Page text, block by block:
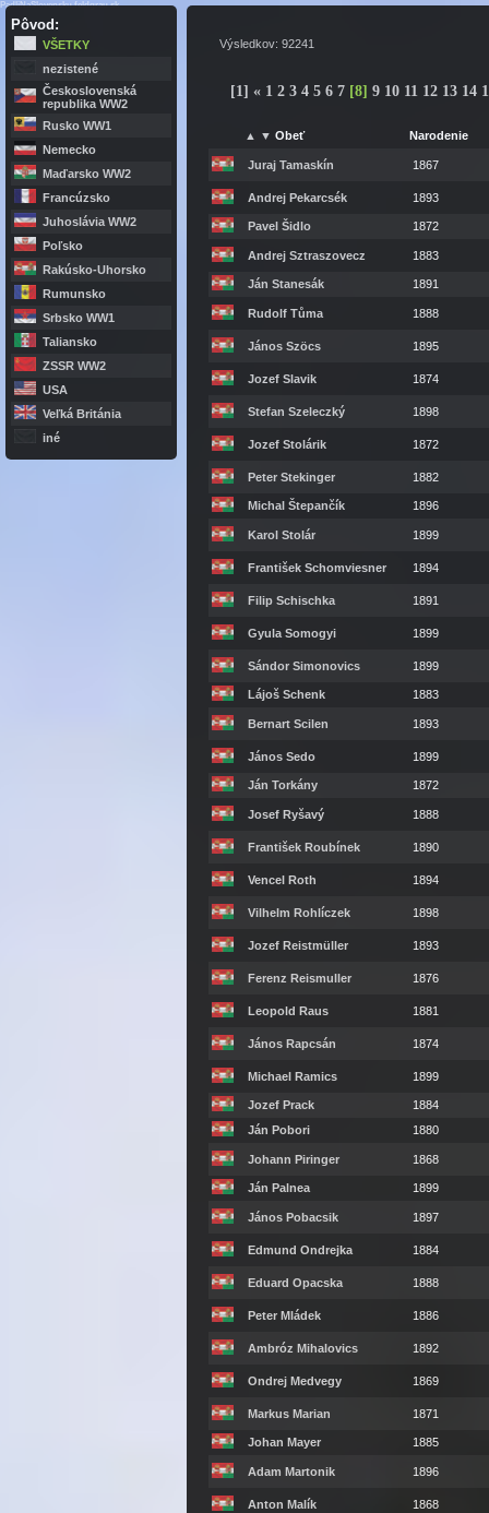
PadliNaSlovensku.feldgrau.sk
Pôvod:
VŠETKY
nezistené
Československá
republika WW2
Rusko WW1
Nemecko
Maďarsko WW2
Francúzsko
Juhoslávia WW2
Poľsko
Rakúsko-Uhorsko
Rumunsko
Srbsko WW1
Taliansko
ZSSR WW2
USA
Veľká Británia
iné
Výsledkov: 92241
[1]« 1234567 [8]9 10 11 12 13 14
▲ ▼ Obeť Narodenie
Juraj Tamaskín 1867
Andrej Pekarcsék 1893
Pavel Šidlo 1872
Andrej Sztraszovecz 1883
Ján Stanesák 1891
Rudolf Tůma 1888
János Szöcs 1895
Jozef Slavik 1874
Stefan Szeleczký 1898
Jozef Stolárik 1872
Peter Stekinger 1882
Michal Štepančík 1896
Karol Stolár 1899
František Schomviesner 1894
Filip Schischka 1891
Gyula Somogyi 1899
Sándor Simonovics 1899
Lájoš Schenk 1883
Bernart Scilen 1893
János Sedo 1899
Ján Torkány 1872
Josef Ryšavý 1888
František Roubínek 1890
Vencel Roth 1894
Vilhelm Rohlíczek 1898
Jozef Reistmüller 1893
Ferenz Reismuller 1876
Leopold Raus 1881
János Rapcsán 1874
Michael Ramics 1899
Jozef Prack
1884
Ján Pobori
1880
Johann Piringer 1868
Ján Palnea 1899
János Pobacsik 1897
Edmund Ondrejka 1884
Eduard Opacska 1888
Peter Mládek 1886
Ambróz Mihalovics 1892
Ondrej Medvegy 1869
Markus Marian 1871
Johan Mayer 1885
Adam Martonik 1896
Anton Malík 1868